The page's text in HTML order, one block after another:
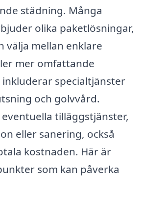
städning. Många
olika paketlösningar,
välja mellan enklare
mer omfattande
specialtjänster
och golvvård.
tilläggstjänster,
eller sanering, också
kostnaden. Här är
som kan påverka